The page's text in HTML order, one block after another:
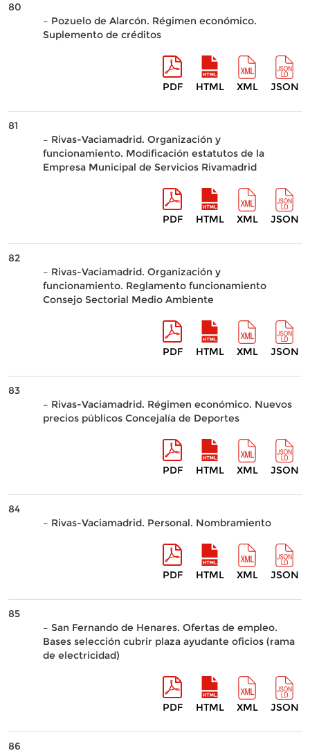
80
– Pozuelo de Alarcón. Régimen económico.
Suplemento de créditos
PDF HTML XML JSON
81
– Rivas-Vaciamadrid. Organización y
funcionamiento. Modificación estatutos de la
Empresa Municipal de Servicios Rivamadrid
PDF HTML XML JSON
82
– Rivas-Vaciamadrid. Organización y
funcionamiento. Reglamento funcionamiento
Consejo Sectorial Medio Ambiente
PDF HTML XML JSON
83
– Rivas-Vaciamadrid. Régimen económico. Nuevos
precios públicos Concejalía de Deportes
PDF HTML XML JSON
84
– Rivas-Vaciamadrid. Personal. Nombramiento
PDF HTML XML JSON
85
– San Fernando de Henares. Ofertas de empleo.
Bases selección cubrir plaza ayudante oficios (rama
de electricidad)
PDF HTML XML JSON
86